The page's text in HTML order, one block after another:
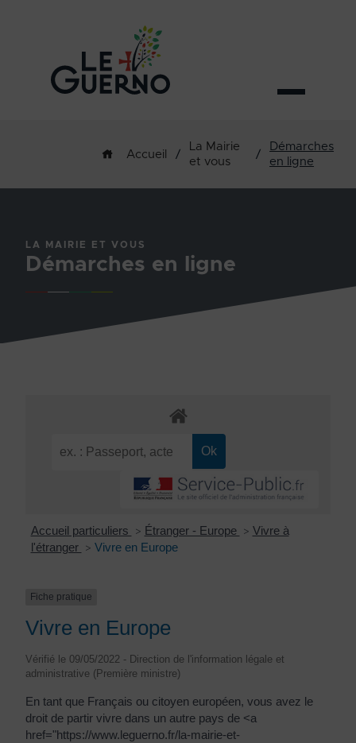
Accueil /
La Mairie
et vous
/
Démarches
en ligne
LA MAIRIE ET VOUS
Démarches en ligne
Accueil particuliers > Étranger - Europe > Vivre à
l'étranger
> Vivre en Europe
Fiche pratique
Vivre en Europe
Vérifié le 09/05/2022 - Direction de l'information légale et
administrative (Première ministre)
En tant que Français ou citoyen européen, vous avez le
droit de partir vivre dans un autre pays de <a
href="https://www.leguerno.fr/la-mairie-et-